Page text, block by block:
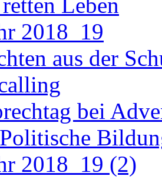
2018_19
aus der
bei
2018_19 (2)